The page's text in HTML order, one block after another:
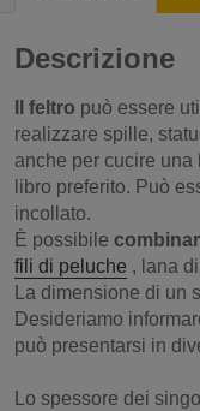
Descrizione
Il feltro può essere
realizzare spille,
anche per cucire
libro preferito. Può
incollato.
È possibile
fili di peluche , lana
La dimensione di un
Desideriamo
può presentarsi in
Lo spessore dei